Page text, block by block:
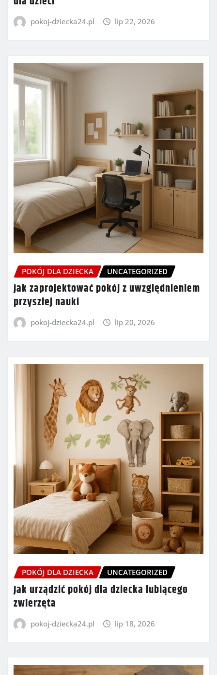
pokoj-dziecka24.pl lip 22, 2026
POKÓJ DLA DZIECKA UNCATEGORIZED
Jak zaprojektować pokój z uwzględnieniem
przyszłej nauki
pokoj-dziecka24.pl lip 20, 2026
POKÓJ DLA DZIECKA UNCATEGORIZED
Jak urządzić pokój dla dziecka lubiącego
zwierzęta
pokoj-dziecka24.pl lip 18, 2026